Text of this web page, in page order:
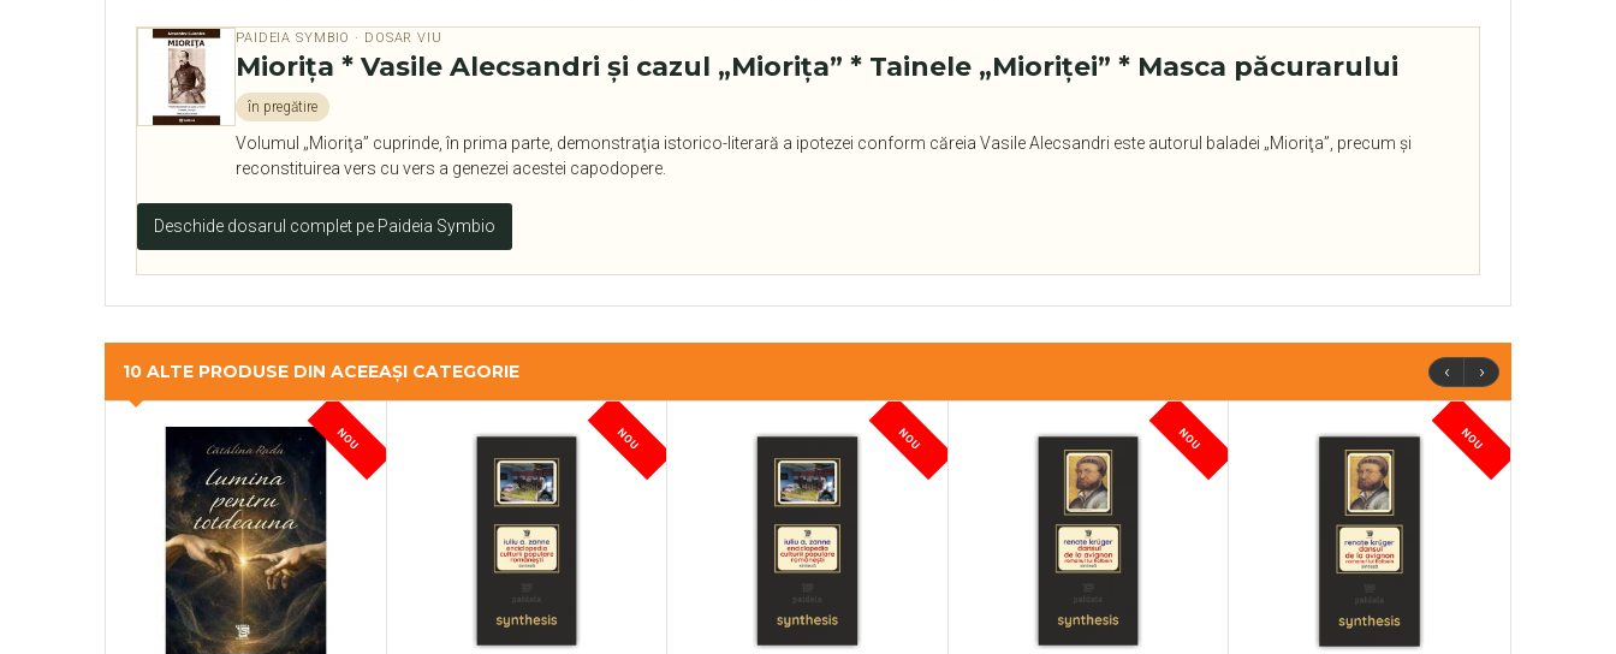
PAIDEIA SYMBIO · DOSAR VIU
Mioriţa * Vasile Alecsandri şi cazul „Mioriţa” * Tainele „Mioriţei” * Masca păcurarului
în pregătire
Volumul „Mioriţa” cuprinde, în prima parte, demonstraţia istorico-literară a ipotezei conform căreia Vasile Alecsandri este autorul baladei „Mioriţa”, precum şi
reconstituirea vers cu vers a genezei acestei capodopere.
Deschide dosarul complet pe Paideia Symbio
10 ALTE PRODUSE DIN ACEEAȘI CATEGORIE ‹ ›
NOU NOU NOU NOU NOU